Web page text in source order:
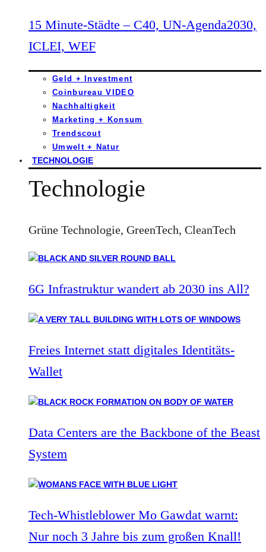
15 Minute-Städte – C40, UN-Agenda2030,
ICLEI, WEF
Geld + Investment
Coinbureau VIDEO
Nachhaltigkeit
Marketing + Konsum
Trendscout
Umwelt + Natur
TECHNOLOGIE
Technologie
Grüne Technologie, GreenTech, CleanTech
6G Infrastruktur wandert ab 2030 ins All?
Freies Internet statt digitales Identitäts-
Wallet
Data Centers are the Backbone of the Beast
System
Tech-Whistleblower Mo Gawdat warnt:
Nur noch 3 Jahre bis zum großen Knall!